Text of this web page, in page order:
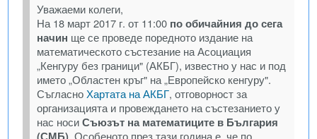
Уважаеми колеги,
На 18 март 2017 г. от 11:00 по обичайния до сега
начин ще се проведе поредното издание на
математическото състезание на Асоциация
„Кенгуру без граници" (АКБГ), известно у нас и под
името „Областен кръг" на „Европейско кенгуру".
СъгласноХартата на АКБГ, отговорност за
организацията и провеждането на състезанието у
нас носиСъюзът на математиците в България
(СМБ). Особеното през тази година е, че по